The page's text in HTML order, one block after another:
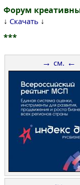
Форум
↓ Скачать ↓
***
→ см. ←